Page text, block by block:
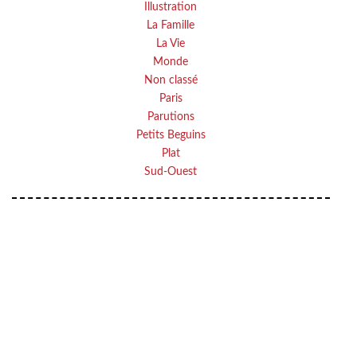
Illustration
La Famille
La Vie
Monde
Non classé
Paris
Parutions
Petits Beguins
Plat
Sud-Ouest